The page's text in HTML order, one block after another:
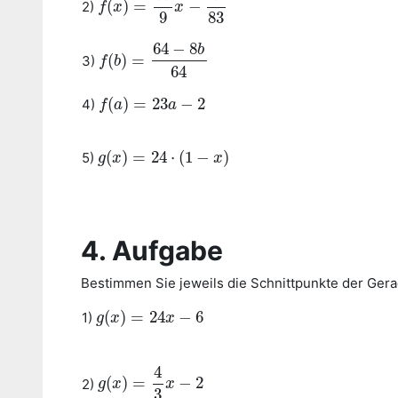
2) f(x) =
9
x −
83
f(x)=839 x−983
3) f(b) =
64 − 8b
64
f(b)= 64 −8b64
4) f(a) = 23a − 2
f(a)= 23a −2
5) g(x) = 24 ⋅ (1 − x)
g(x)= 24 (1− x )
4. Aufgabe
Bestimmen Sie jeweils die Schnittpunkte der
1) g(x) = 24x − 6
g(x)= 24 x−6
2) g(x) =
4
x − 2
g(x) = 43 x−2